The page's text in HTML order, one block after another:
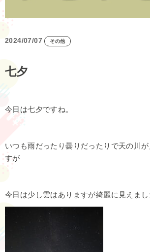
2024/07/07 その他
七夕
今日は七夕ですね。
いつも雨だったり曇りだったりで天の川
すが
今日は少し雲はありますが綺麗に見えまし